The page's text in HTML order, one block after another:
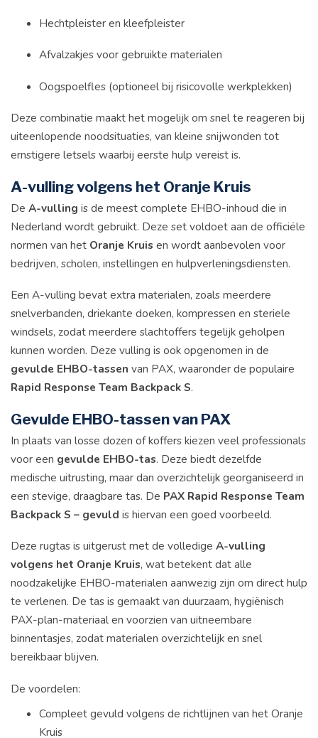
Hechtpleister en kleefpleister
Afvalzakjes voor gebruikte materialen
Oogspoelfles (optioneel bij risicovolle werkplekken)
Deze combinatie maakt het mogelijk om snel te reageren bij
uiteenlopende noodsituaties, van kleine snijwonden tot
ernstigere letsels waarbij eerste hulp vereist is.
A-vulling volgens het Oranje Kruis
De A-vulling is de meest complete EHBO-inhoud die in
Nederland wordt gebruikt. Deze set voldoet aan de officiële
normen van het Oranje Kruis en wordt aanbevolen voor
bedrijven, scholen, instellingen en hulpverleningsdiensten.
Een A-vulling bevat extra materialen, zoals meerdere
snelverbanden, driekante doeken, kompressen en steriele
windsels, zodat meerdere slachtoffers tegelijk geholpen
kunnen worden. Deze vulling is ook opgenomen in de
gevulde EHBO-tassen van PAX, waaronder de populaire
Rapid Response Team Backpack S.
Gevulde EHBO-tassen van PAX
In plaats van losse dozen of koffers kiezen veel professionals
voor een gevulde EHBO-tas. Deze biedt dezelfde
medische uitrusting, maar dan overzichtelijk georganiseerd in
een stevige, draagbare tas. De PAX Rapid Response Team
Backpack S – gevuld is hiervan een goed voorbeeld.
Deze rugtas is uitgerust met de volledige A-vulling
volgens het Oranje Kruis, wat betekent dat alle
noodzakelijke EHBO-materialen aanwezig zijn om direct hulp
te verlenen. De tas is gemaakt van duurzaam, hygiënisch
PAX-plan-materiaal en voorzien van uitneembare
binnentasjes, zodat materialen overzichtelijk en snel
bereikbaar blijven.
De voordelen:
Compleet gevuld volgens de richtlijnen van het Oranje
Kruis